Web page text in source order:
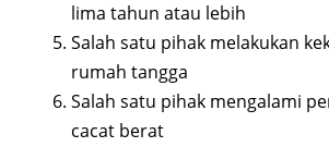
lima tahun atau lebih
Salah satu pihak melakukan
rumah tangga
Salah satu pihak mengalami
cacat berat